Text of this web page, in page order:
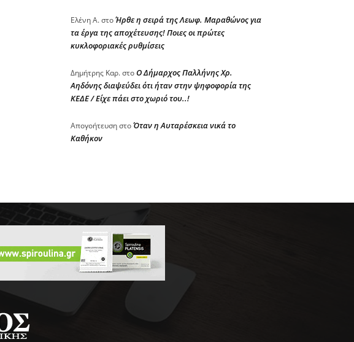
Ελένη Α.στοΉρθε η σειρά της Λεωφ. Μαραθώνος για
τα έργα της αποχέτευσης! Ποιες οι πρώτες
κυκλοφοριακές ρυθμίσεις
Δημήτρης Καρ.στοΟ Δήμαρχος Παλλήνης Χρ.
Αηδόνης διαψεύδει ότι ήταν στην ψηφοφορία της
ΚΕΔΕ / Είχε πάει στο χωριό του..!
ΑπογοήτευσηστοΌταν η Αυταρέσκεια νικά το
Καθήκον